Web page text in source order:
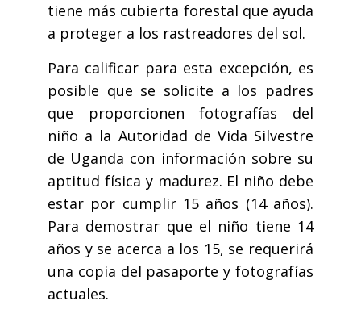
tiene más cubierta forestal que ayuda
a proteger a los rastreadores del sol.
Para calificar para esta excepción, es
posible que se solicite a los padres
que proporcionen fotografías del
niño a la Autoridad de Vida Silvestre
de Uganda con información sobre su
aptitud física y madurez. El niño debe
estar por cumplir 15 años (14 años).
Para demostrar que el niño tiene 14
años y se acerca a los 15, se requerirá
una copia del pasaporte y fotografías
actuales.